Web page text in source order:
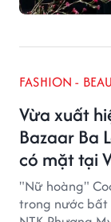
Vừa xuất
Bazaar Ba
có mặt tại
FASHION -
"Nữ hoàng"
trong nước bất